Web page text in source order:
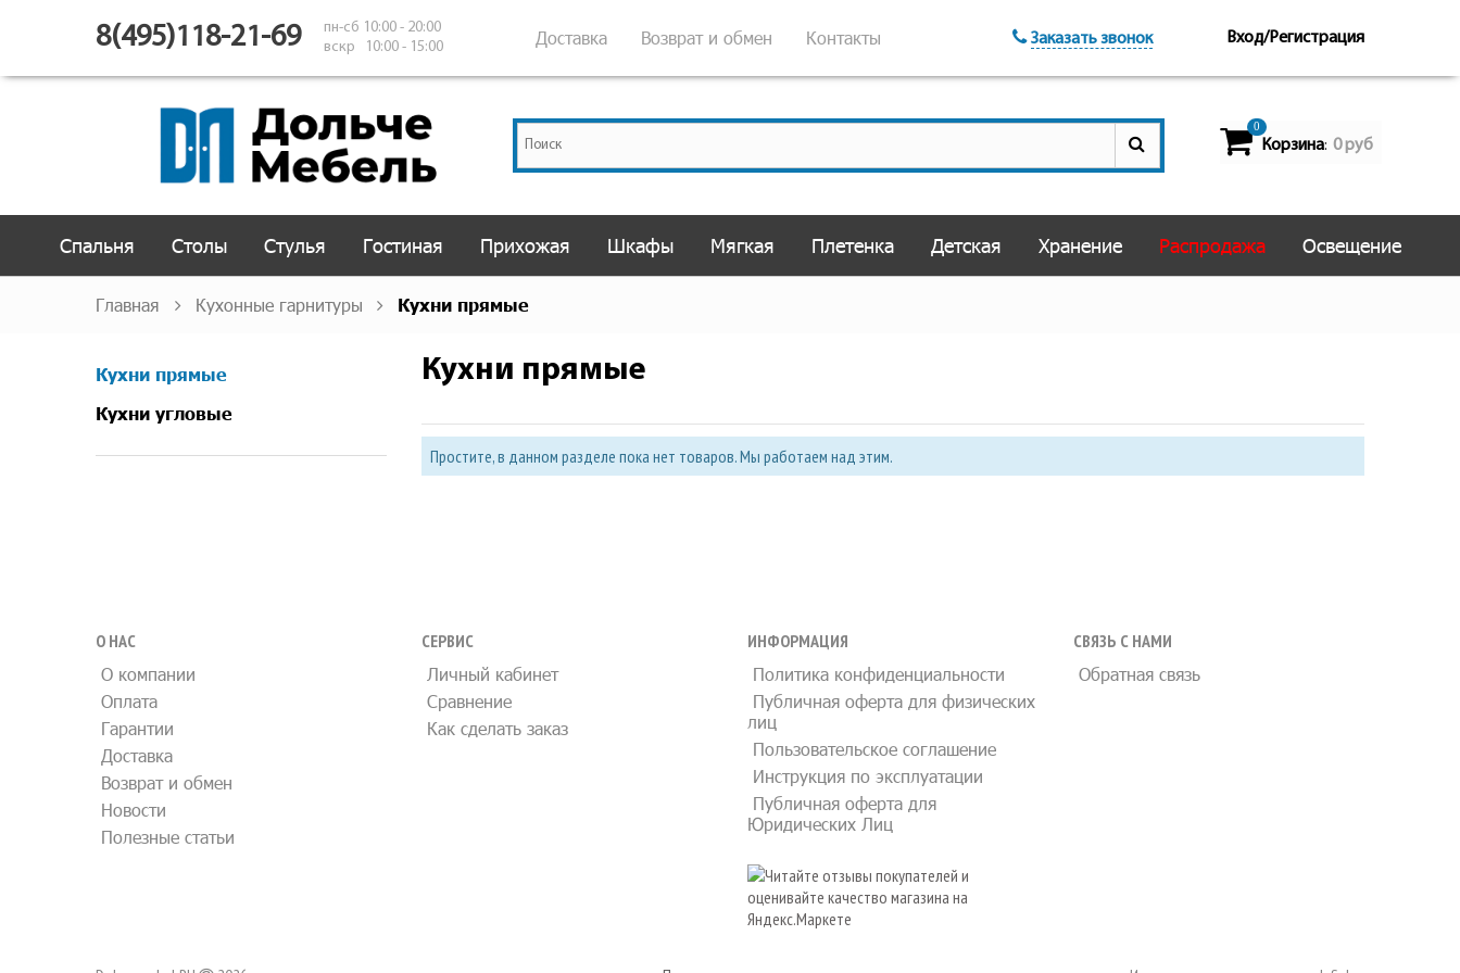
8(495)118-21-69
пн-сб 10:00 - 20:00
вскр 10:00 - 15:00
Доставка Возврат и обмен Контакты Заказать звонок Вход/Регистрация
0
Корзина: 0 руб
Спальня Столы Стулья Гостиная Прихожая Шкафы Мягкая Плетенка Детская Хранение Распродажа Освещение
Главная Кухонные гарнитуры Кухни прямые
Кухни прямые
Кухни угловые
Кухни прямые
Простите, в данном разделе пока нет товаров. Мы работаем над этим.
О НАС
О компании
Оплата
Гарантии
Доставка
Возврат и обмен
Новости
Полезные статьи
СЕРВИС
Личный кабинет
Сравнение
Как сделать заказ
ИНФОРМАЦИЯ
Политика конфиденциальности
Публичная оферта для физических
лиц
Пользовательское соглашение
Инструкция по эксплуатации
Публичная оферта для
Юридических Лиц
СВЯЗЬ С НАМИ
Обратная связь